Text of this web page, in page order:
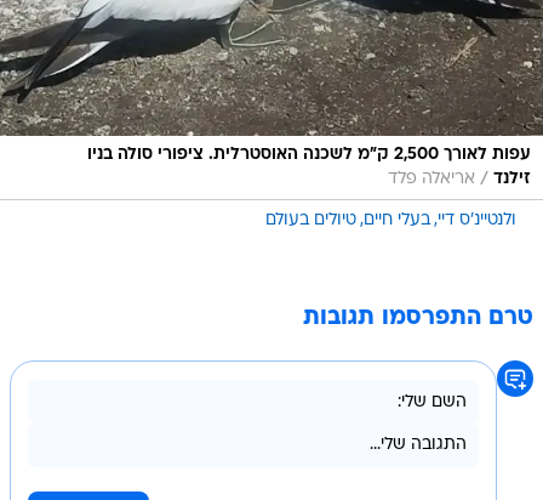
עפות לאורך 2,500 ק"מ לשכנה האוסטרלית. ציפורי סולה בניו
זילנד / אריאלה פלד
ולנטיינ'ס דיי בעלי חיים טיולים בעולם
טרם התפרסמו תגובות